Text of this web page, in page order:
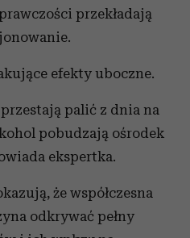
przekładają
efekty uboczne.
palić z dnia na
pobudzają ośrodek
ekspertka.
że współczesna
odkrywać pełny